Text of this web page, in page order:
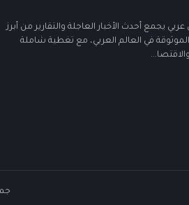
يجمع أحدث الأخبار العاجلة والتقارير من أبرز
الموثوقة في العالم العربي، مع تغطية شاملة